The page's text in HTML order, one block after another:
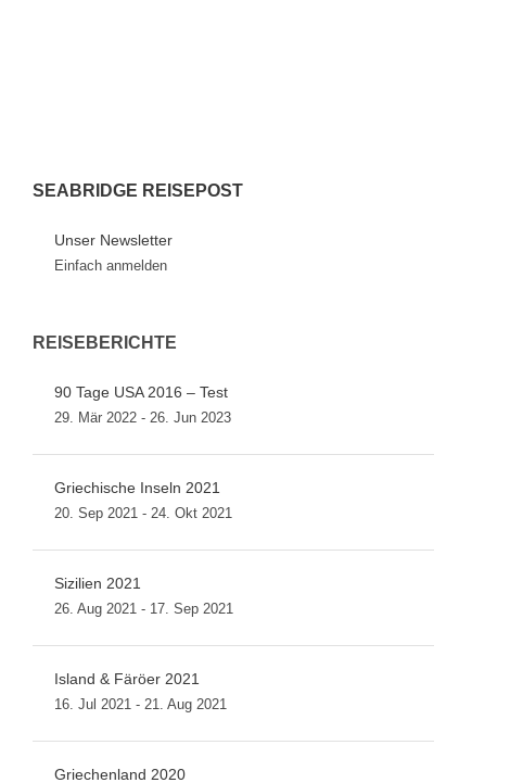
SEABRIDGE REISEPOST
Unser Newsletter
Einfach anmelden
REISEBERICHTE
90 Tage USA 2016 – Test
29. Mär 2022 - 26. Jun 2023
Griechische Inseln 2021
20. Sep 2021 - 24. Okt 2021
Sizilien 2021
26. Aug 2021 - 17. Sep 2021
Island & Färöer 2021
16. Jul 2021 - 21. Aug 2021
Griechenland 2020